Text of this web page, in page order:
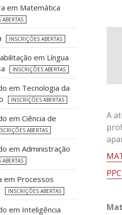
A
em Matemática
INSCRIÇÕES ABERTAS
em Língua
INSCRIÇÕES ABERTAS
em Tecnologia da
INSCRIÇÕES ABERTAS
em Ciência de
ABERTAS
em Administração
em Processos
INSCRIÇÕES ABERTAS
em Inteligência